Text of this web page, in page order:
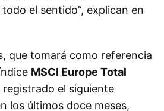
el sentido”, explican en
que tomará como referencia
MSCI Europe Total
registrado el siguiente
los últimos doce meses,